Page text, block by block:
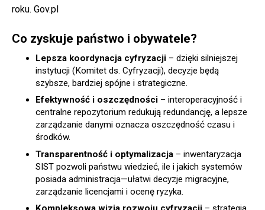
roku. Gov.pl
Co zyskuje państwo i obywatele?
Lepsza koordynacja cyfryzacji – dzięki silniejszej
instytucji (Komitet ds. Cyfryzacji), decyzje będą
szybsze, bardziej spójne i strategiczne.
Efektywność i oszczędności – interoperacyjność i
centralne repozytorium redukują redundancję, a lepsze
zarządzanie danymi oznacza oszczędność czasu i
środków.
Transparentność i optymalizacja – inwentaryzacja
SIST pozwoli państwu wiedzieć, ile i jakich systemów
posiada administracja—ułatwi decyzje migracyjne,
zarządzanie licencjami i ocenę ryzyka.